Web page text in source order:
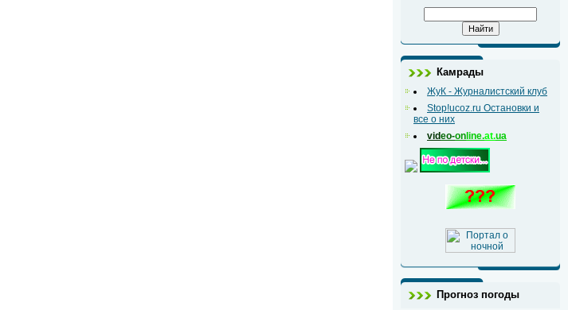
Камрады
ЖуК - Журналистский клуб
Stop!ucoz.ru Остановки и
все о них
video-on line.at.ua
Прогноз погоды